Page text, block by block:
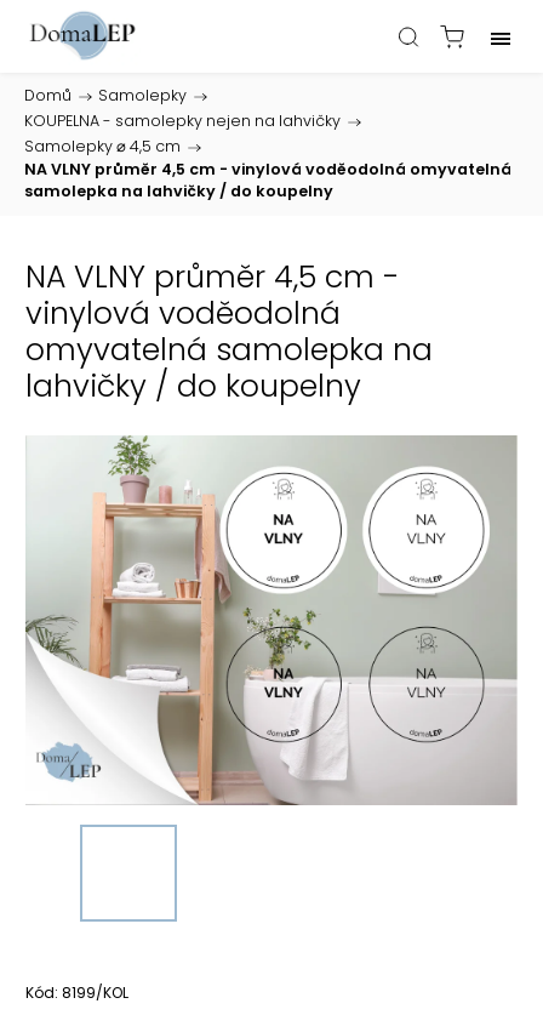
Domů / Samolepky /
KOUPELNA - samolepky nejen na lahvičky /
Samolepky ⌀ 4,5 cm /
NA VLNY průměr 4,5 cm - vinylová voděodolná omyvatelná
samolepka na lahvičky / do koupelny
NA VLNY průměr 4,5 cm -
vinylová voděodolná
omyvatelná samolepka na
lahvičky / do koupelny
Kód: 8199/KOL